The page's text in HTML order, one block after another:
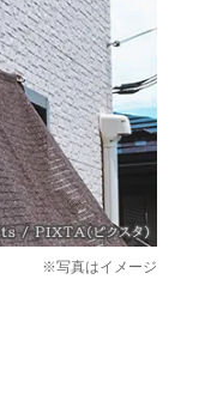
※写真はイメージ